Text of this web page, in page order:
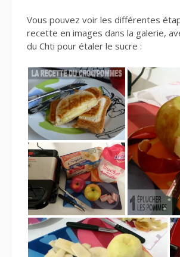
Vous pouvez voir les différentes
recette en images dans la galerie,
du Chti pour étaler le sucre :